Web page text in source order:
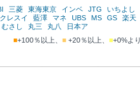
三菱 東海東京 インベ JTG いちよし
クレスイ 藍澤 マネ UBS MS GS 楽天
むさし 丸三 丸八
日本ア
■+100％以上、 ■+20％以上、 ■+0%よ